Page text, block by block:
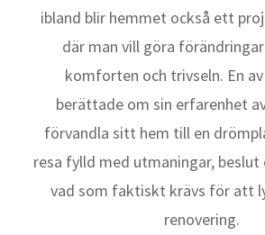
ibland blir hemmet också ett
där man vill göra
komforten och trivseln. En
berättade om sin erfarenhet
förvandla sitt hem till en
resa fylld med utmaningar,
vad som faktiskt krävs för att
renovering.